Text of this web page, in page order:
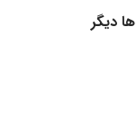
دیگر